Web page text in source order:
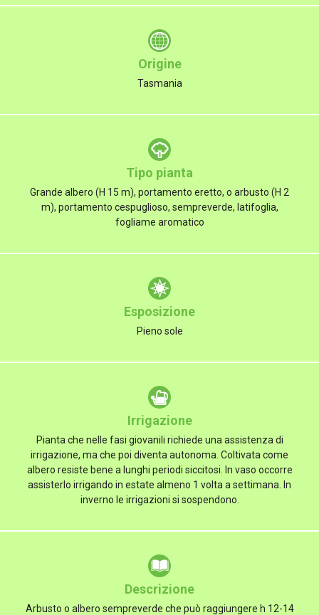
Origine
Tasmania
Tipo pianta
Grande albero (H 15 m), portamento eretto, o arbusto (H 2
m), portamento cespuglioso, sempreverde, latifoglia,
fogliame aromatico
Esposizione
Pieno sole
Irrigazione
Pianta che nelle fasi giovanili richiede una assistenza di
irrigazione, ma che poi diventa autonoma. Coltivata come
albero resiste bene a lunghi periodi siccitosi. In vaso occorre
assisterlo irrigando in estate almeno 1 volta a settimana. In
inverno le irrigazioni si sospendono.
Descrizione
Arbusto o albero sempreverde che può raggiungere h 12-14